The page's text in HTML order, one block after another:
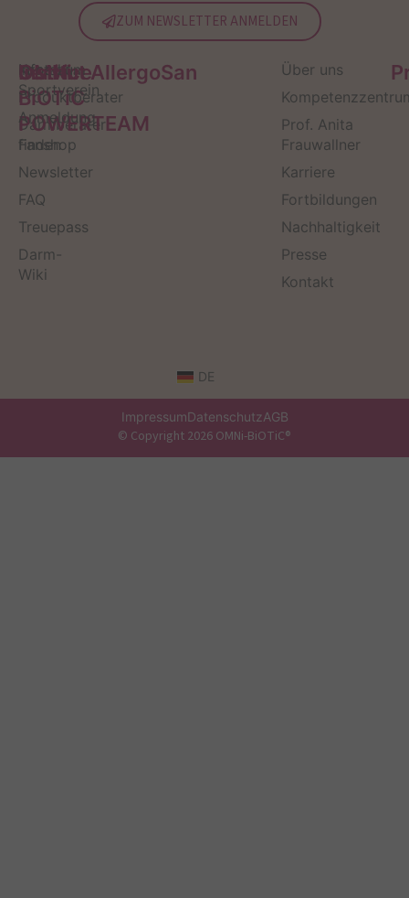
ZUM NEWSLETTER ANMELDEN
Service
Kontakt
Produktberater
Darmberater
finden
Newsletter
FAQ
Treuepass
Darm-
Wiki
OMNi-
BiOTiC
POWERTEAM
Infos zum
Sportverein
Anmeldung
Fanshop
Institut AllergoSan
Über uns
Prof. Anita
Frauwallner
Karriere
Fortbildungen
Nachhaltigkeit
Presse
Kontakt
DE
ImpressumDatenschutzAGB
© Copyright 2026 OMNi-BiOTiC®